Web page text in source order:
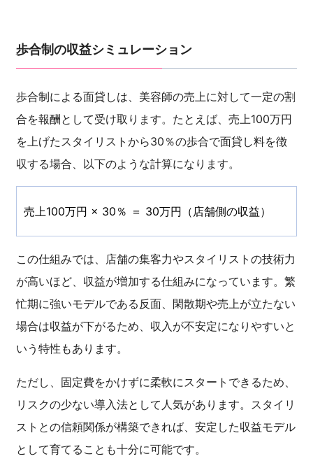
歩合制の収益シミュレーション
歩合制による面貸しは、美容師の売上に対して一定の割
合を報酬として受け取ります。たとえば、売上100万円
を上げたスタイリストから30％の歩合で面貸し料を徴
収する場合、以下のような計算になります。
売上100万円 × 30％ ＝ 30万円（店舗側の収益）
この仕組みでは、店舗の集客力やスタイリストの技術力
が高いほど、収益が増加する仕組みになっています。繁
忙期に強いモデルである反面、閑散期や売上が立たない
場合は収益が下がるため、収入が不安定になりやすいと
いう特性もあります。
ただし、固定費をかけずに柔軟にスタートできるため、
リスクの少ない導入法として人気があります。スタイリ
ストとの信頼関係が構築できれば、安定した収益モデル
として育てることも十分に可能です。